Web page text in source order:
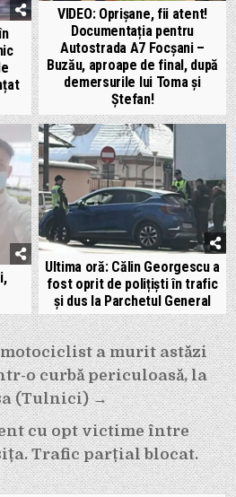
VIDEO: Oprișane, fii atent!
Documentația pentru
Autostrada A7 Focșani –
Buzău, aproape de final, după
demersurile lui Toma și
Ștefan!
Ultima oră: Călin Georgescu a
fost oprit de polițiști în trafic
și dus la Parchetul General
motociclist a murit astăzi
o curbă periculoasă, la
(Tulnici) →
cu opt victime între
Trafic parțial blocat.